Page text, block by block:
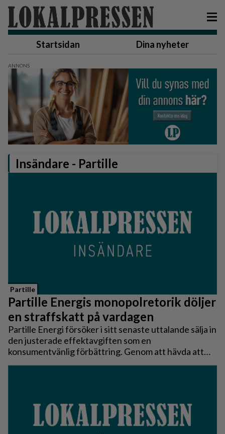
Startsidan Dina nyheter
Insändare - Partille
Partille
Partille Energis monopolretorik döljer
en straffskatt på vardagen
Partille Energi försöker i sitt senaste uttalande sälja in
den justerade effektavgiften som en
konsumentvänlig förbättring. Genom att hävda att
modellen blivit ”mindre känslig” och att kunderna